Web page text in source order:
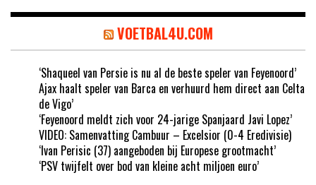
VOETBAL4U.COM
‘Shaqueel van Persie is nu al de beste speler van Feyenoord’
Ajax haalt speler van Barca en verhuurd hem direct aan Celta
de Vigo’
‘Feyenoord meldt zich voor 24-jarige Spanjaard Javi Lopez’
VIDEO: Samenvatting Cambuur – Excelsior (0-4 Eredivisie)
‘Ivan Perisic (37) aangeboden bij Europese grootmacht’
‘PSV twijfelt over bod van kleine acht miljoen euro’